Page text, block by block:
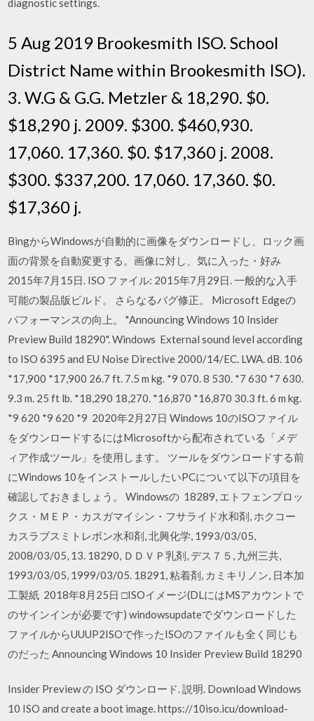
diagnostic settings.
5 Aug 2019 Brookesmith ISO. School
District Name within Brookesmith ISO).
3. W.G & G.G. Metzler & 18,290. $0.
$18,290 j. 2009. $300. $460,930.
17,060. 17,360. $0. $17,360 j. 2008.
$300. $337,200. 17,060. 17,360. $0.
$17,360 j.
BingからWindowsが自動的に画像をダウンロードし、ロック画
面の背景を自動変更する。画像に対し、気に入った・好み
2015年7月15日. ISO ファイル: 2015年7月29日. 一般的な入手
可能の製品版ビルド。 さらなるバグ修正。 Microsoft Edgeの
パフォーマンスの向上。 "Announcing Windows 10 Insider
Preview Build 18290". Windows External sound level according
to ISO 6395 and EU Noise Directive 2000/14/EC. LWA. dB. 106
*17,900 *17,900 26.7 ft. 7.5 m kg. *9 070. 8 530. *7 630 *7 630.
9.3 m. 25 ft lb. *18,290 18,270. *16,870 *16,870 30.3 ft. 6 m kg.
*9 620 *9 620 *9 2020年2月27日 Windows 10のISOファイル
をダウンロードするにはMicrosoftから配布されている「メデ
ィア作成ツール」を使用します。 ツールをダウンロードする前
にWindows 10をインストールしたいPCについて以下の項目を
確認しておきましょう。 Windowsの 18289, エトフェンプロッ
クス・ＭＥＰ・カスガマイシン・フサライド水和剤, ホクコー
カスラブスミトレボン水和剤, 北興化学, 1993/03/05,
2008/03/05, 13. 18290, ＤＤＶＰ乳剤, デス７５, 九州三共,
1993/03/05, 1999/03/05. 18291, 粘着剤, カミキリノン, 日本加
工製紙 2018年8月25日 □ISOイメージ(DLにはMSアカウントで
のサインインが必要です) windowsupdateでダウンロードした
ファイルからUUUP2ISOで作ったISOのファイルも全く同じも
のだった Announcing Windows 10 Insider Preview Build 18290
Insider Preview の ISO ダウンロード. 説明. Download Windows
10 ISO and create a boot image. https://10iso.icu/download-